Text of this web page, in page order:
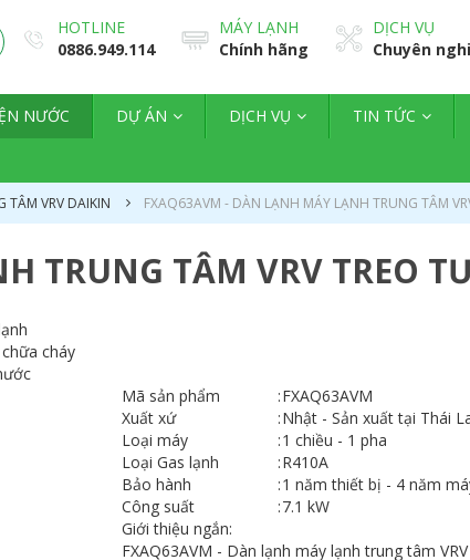
HOTLINE
0886.949.114
MÁY LẠNH
Chính hãng
DỊCH VỤ
Chuyên
NƯỚC DỰ ÁN DỊCH VỤ TIN TỨC
TÂM VRV DAIKIN FXAQ63AVM - DÀN LẠNH MÁY LẠNH TRUNG TÂM
TRUNG TÂM VRV TREO
cháy
Mã sản phẩm
:FXAQ63AVM
Xuất xứ
:Nhật - Sản xuất tại Thái
Loại máy
:1 chiều - 1 pha
Loại Gas lạnh
:R410A
Bảo hành
:1 năm thiết bị - 4 năm
Công suất
:7.1 kW
Giới thiệu ngắn:
FXAQ63AVM - Dàn lạnh máy lạnh trung tâm